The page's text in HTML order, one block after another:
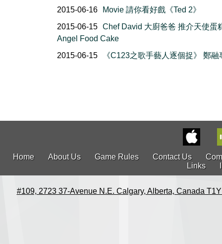
2015-06-16
Movie 請你看好戲《Ted 2》
2015-06-15 Chef David 大廚爸爸 推介天使蛋
Angel Food Cake
2015-06-15
《C123之歌手藝人逐個捉》 鄭融
Home About Us Game Rules Contact Us
Links
#109, 2723 37-Avenue N.E. Calgary, Alberta, Canada